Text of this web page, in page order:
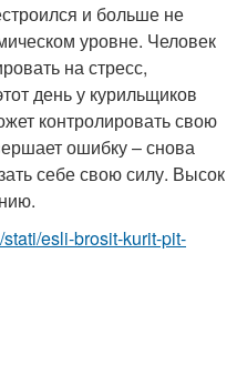
и больше не
уровне. Человек
на стресс,
день у курильщиков
контролировать свою
ошибку – снова
себе свою силу. Высок
esli-brosit-kurit-pit-